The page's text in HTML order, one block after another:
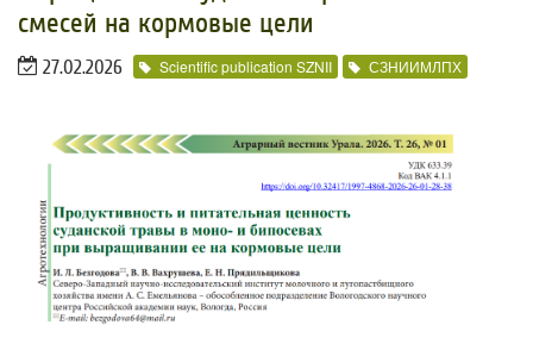
смесей на кормовые цели
27.02.2026 Scientific publication SZNII СЗНИИМЛПХ